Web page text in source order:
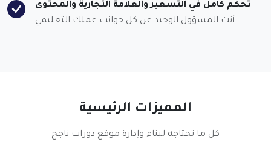
تحكم كامل في التسعير والعلامة التجارية والمحتوى
أنت المسؤول الوحيد عن كل جوانب عملك التعليمي.
المميزات الرئيسية
كل ما تحتاجه لبناء وإدارة موقع دورات ناجح